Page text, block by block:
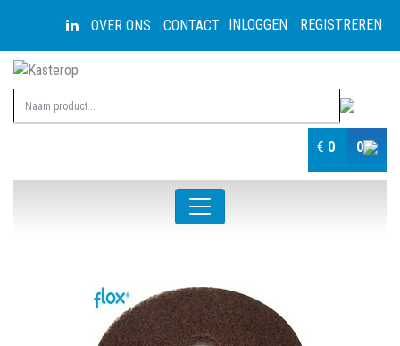
INLOGGEN REGISTREREN
OVER ONS CONTACT
€ 0 0